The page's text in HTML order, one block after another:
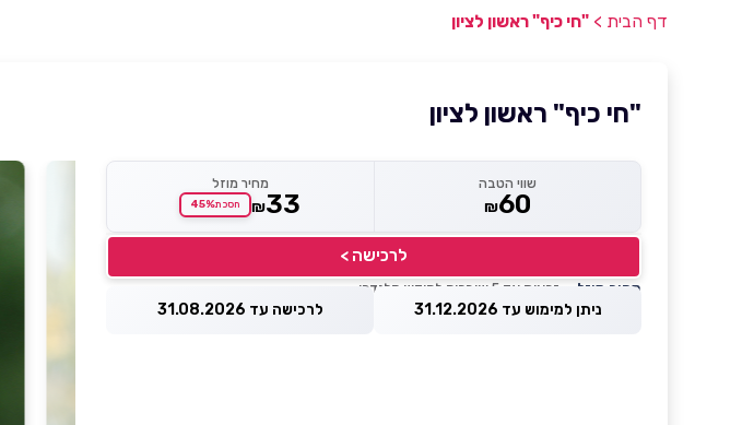
דף הבית > "חי כיף" ראשון לציון
"חי כיף" ראשון לציון
שווי הטבה
₪60
מחיר מוזל
₪33 חסכת45%
לרכישה >
מחיר מוזל — זכאות עד 5 שוברים לחודש קלנדרי
ניתן למימוש עד 31.12.2026 לרכישה עד 31.08.2026